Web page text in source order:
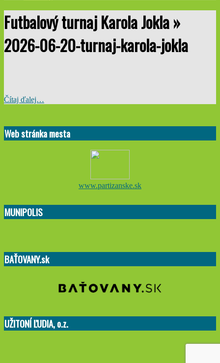
Futbalový turnaj Karola Jokla »
2026-06-20-turnaj-karola-jokla
Čítaj ďalej…
06-
16
Web stránka mesta
www.partizanske.sk
MUNIPOLIS
BAŤOVANY.sk
UŽITONÍ ĽUDIA, o.z.